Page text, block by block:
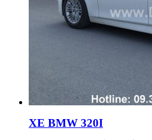
XE BMW 320I